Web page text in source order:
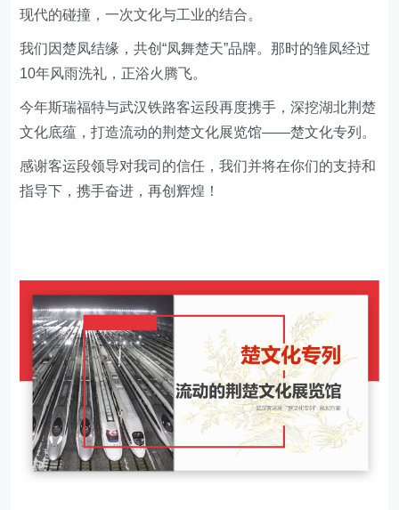
现代的碰撞，一次文化与工业的结合。
我们因楚凤结缘，共创“凤舞楚天”品牌。那时的雏凤经过
10年风雨洗礼，正浴火腾飞。
今年斯瑞福特与武汉铁路客运段再度携手，深挖湖北荆楚
文化底蕴，打造流动的荆楚文化展览馆——楚文化专列。
感谢客运段领导对我司的信任，我们并将在你们的支持和
指导下，携手奋进，再创辉煌！